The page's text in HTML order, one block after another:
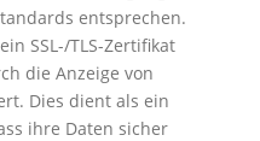
entsprechen.
SSL-/TLS-Zertifikat
die Anzeige von
Dies dient als ein
ihre Daten sicher